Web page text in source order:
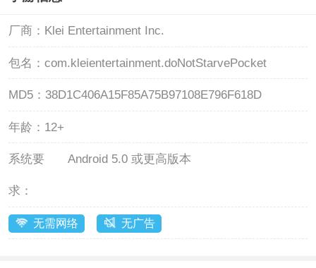
厂商： Klei Entertainment Inc.
包名： com.kleientertainment.doNotStarvePocket
MD5： 38D1C406A15F85A75B97108E796F618D
年龄： 12+
系统要
求：
Android 5.0 或更高版本
无需网络 无广告